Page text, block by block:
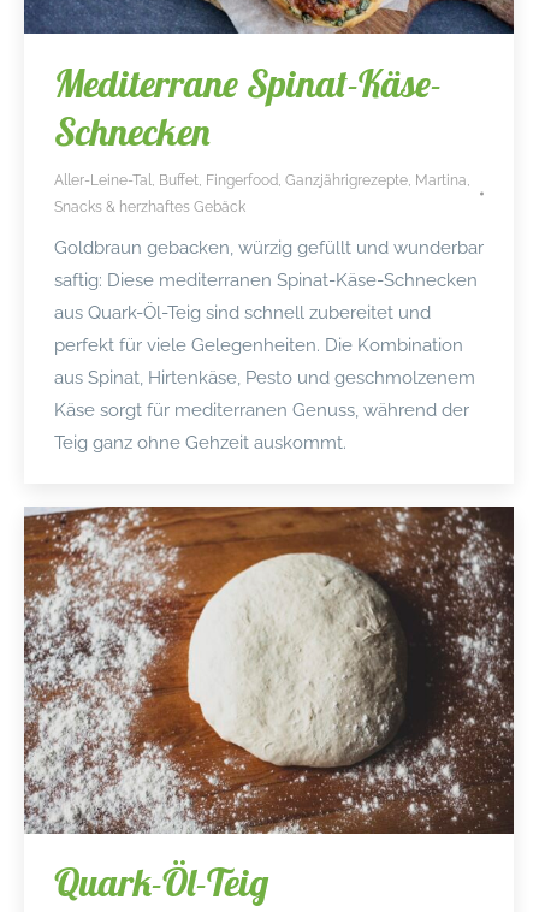
Mediterrane Spinat-Käse-
Schnecken
Aller-Leine-Tal Buffet Fingerfood Ganzjährigrezepte Martina
Snacks & herzhaftes Gebäck
Goldbraun gebacken, würzig gefüllt und wunderbar
saftig: Diese mediterranen Spinat-Käse-Schnecken
aus Quark-Öl-Teig sind schnell zubereitet und
perfekt für viele Gelegenheiten. Die Kombination
aus Spinat, Hirtenkäse, Pesto und geschmolzenem
Käse sorgt für mediterranen Genuss, während der
Teig ganz ohne Gehzeit auskommt.
Quark-Öl-Teig